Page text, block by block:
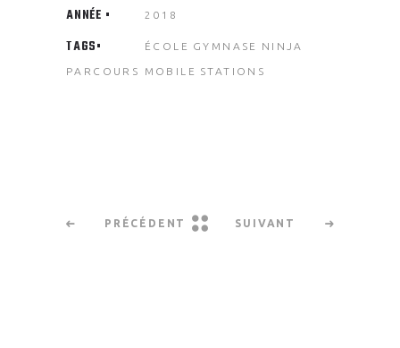
ANNÉE 2018
TAGS ÉCOLE GYMNASE NINJA
PARCOURS MOBILE STATIONS
PRÉCÉDENT SUIVANT